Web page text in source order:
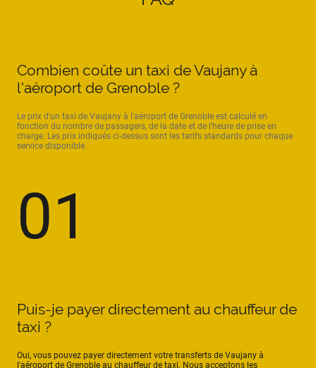
Combien coûte un taxi de Vaujany à
l'aéroport de Grenoble ?
Le prix d'un taxi de Vaujany à l'aéroport de Grenoble est calculé en
fonction du nombre de passagers, de la date et de l'heure de prise en
charge. Les prix indiqués ci-dessus sont les tarifs standards pour chaque
service disponible.
01
Puis-je payer directement au chauffeur de
taxi ?
Oui, vous pouvez payer directement votre transferts de Vaujany à
l'aéroport de Grenoble au chauffeur de taxi. Nous acceptons les